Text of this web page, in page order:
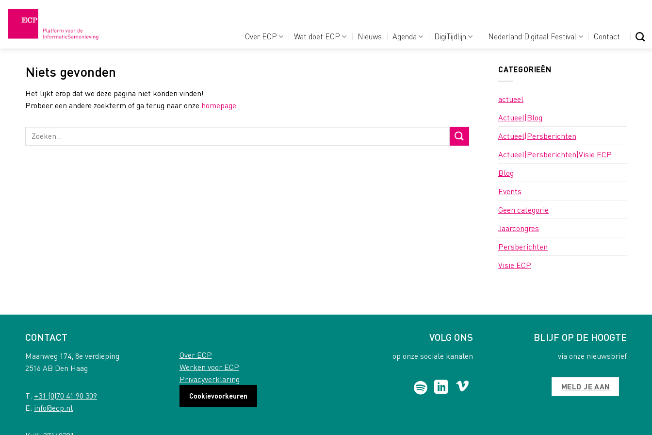
Over ECP Wat doet ECP Nieuws Agenda DigiTijdlijn Nederland Digitaal Festival Contact
Niets gevonden
Het lijkt erop dat we deze pagina niet konden vinden!
Probeer een andere zoekterm of ga terug naar onze homepage
CATEGORIEËN
actueel
Actueel|Blog
Actueel|Persberichten
Actueel|Persberichten|Visie ECP
Blog
Events
Geen categorie
Jaarcongres
Persberichten
Visie ECP
CONTACT
Maanweg 174, 8e verdieping
2516 AB Den Haag
T: +31 (0)70 41 90 309
E: info@ecp.nl
Over ECP
Werken voor ECP
Privacyverklaring
Cookievoorkeuren
VOLG ONS
op onze sociale kanalen
BLIJF OP DE HOOGTE
via onze nieuwsbrief
MELD JE AAN